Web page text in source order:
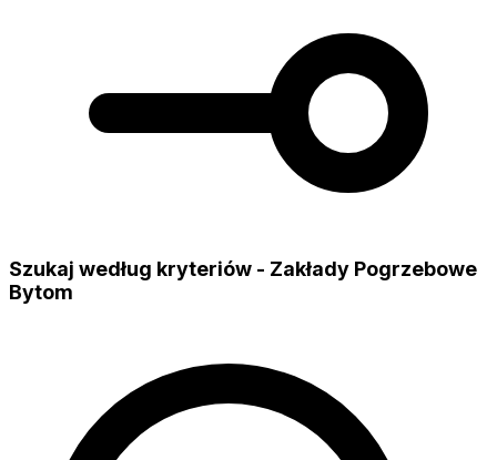
Szukaj według kryteriów - Zakłady Pogrzebowe
Bytom